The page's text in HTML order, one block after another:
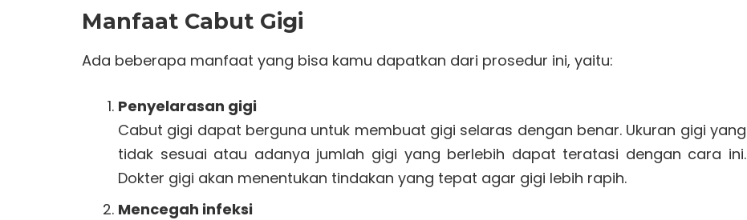
Manfaat Cabut Gigi
Ada beberapa manfaat yang bisa kamu dapatkan dari prosedur ini, yaitu:
Penyelarasan gigi
Cabut gigi dapat berguna untuk membuat gigi selaras dengan benar. Ukuran gigi yang
tidak sesuai atau adanya jumlah gigi yang berlebih dapat teratasi dengan cara ini.
Dokter gigi akan menentukan tindakan yang tepat agar gigi lebih rapih.
Mencegah infeksi